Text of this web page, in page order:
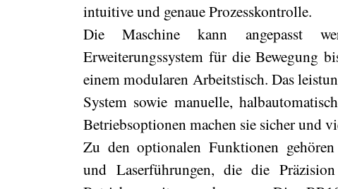
intuitive und genaue Prozesskontrolle.
Die Maschine kann angepasst
Erweiterungssystem für die Bewegung
einem modularen Arbeitstisch. Das
System sowie manuelle,
Betriebsoptionen machen sie sicher und
Zu den optionalen Funktionen
und Laserführungen, die die